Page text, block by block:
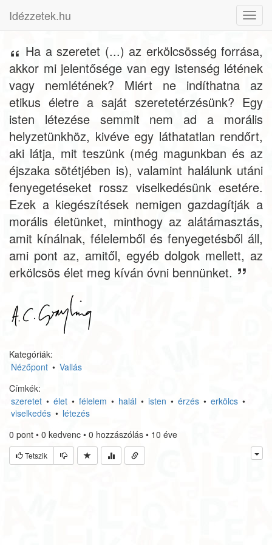
Idézzetek.hu
Ha a szeretet (...) az erkölcsösség forrása,
akkor mi jelentősége van egy istenség létének
vagy nemlétének? Miért ne indíthatna az
etikus életre a saját szeretetérzésünk? Egy
isten létezése semmit nem ad a morális
helyzetünkhöz, kivéve egy láthatatlan rendőrt,
aki látja, mit teszünk (még magunkban és az
éjszaka sötétjében is), valamint halálunk utáni
fenyegetéseket rossz viselkedésünk esetére.
Ezek a kiegészítések nemigen gazdagítják a
morális életünket, minthogy az alátámasztás,
amit kínálnak, félelemből és fenyegetésből áll,
ami pont az, amitől, egyéb dolgok mellett, az
erkölcsös élet meg kíván óvni bennünket.
Kategóriák:
Nézőpont • Vallás
Címkék:
szeretet • élet • félelem • halál • isten • érzés • erkölcs •
viselkedés • létezés
0 pont • 0 kedvenc • 0 hozzászólás • 10 éve
Tetszik